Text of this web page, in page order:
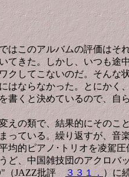
はこのアルバムの評価はそ
てきた。しかし、いつも途
クしてこないのだ。そんな
はならなかった。とにかく
書くと決めているので、自
えの類で、結果的にそのこ
っている。繰り返すが、音
均的ピアノ･トリオを凌駕
ど、中国雑技団のアクロバ
（JAZZ批評３３１．）に